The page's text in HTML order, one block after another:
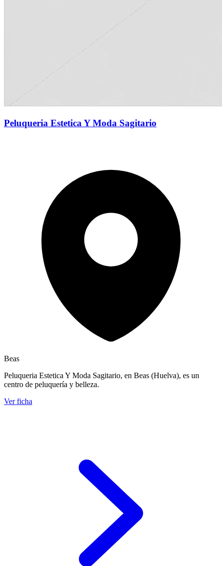
Peluqueria Estetica Y Moda Sagitario
Beas
Peluqueria Estetica Y Moda Sagitario, en Beas (Huelva), es un
centro de peluquería y belleza.
Ver ficha